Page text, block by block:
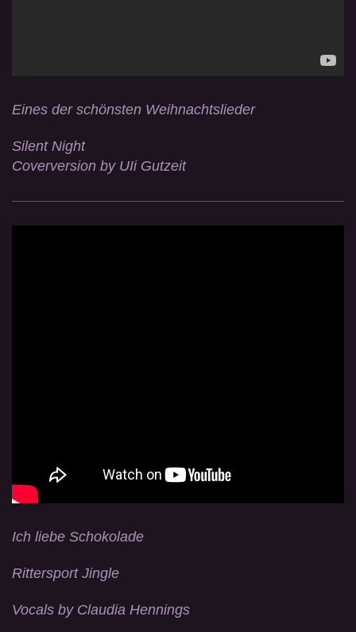
Eines der schönsten Weihnachtslieder
Silent Night
Coverversion by UIi Gutzeit
Ich liebe Schokolade
Rittersport Jingle
Vocals by Claudia Hennings